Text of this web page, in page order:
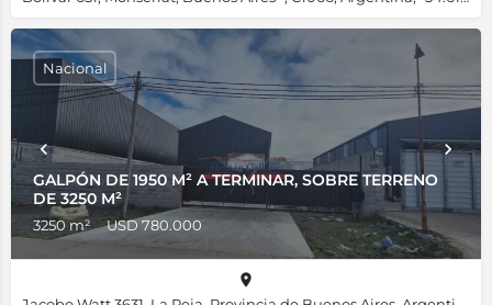
GALPÓN DE 1950 M² A TERMINAR, SOBRE TERRENO
DE 3250 M²
3250 m² USD 780.000
Nacional